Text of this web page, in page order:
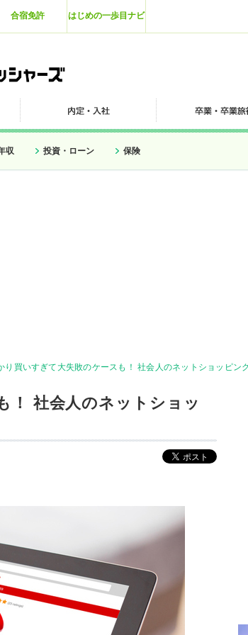
合宿免許 はじめの一歩目ナビ
収 投資・ローン 保険
り買いすぎて大失敗のケースも！ 社会人のネットショッピン
！ 社会人のネットショッ